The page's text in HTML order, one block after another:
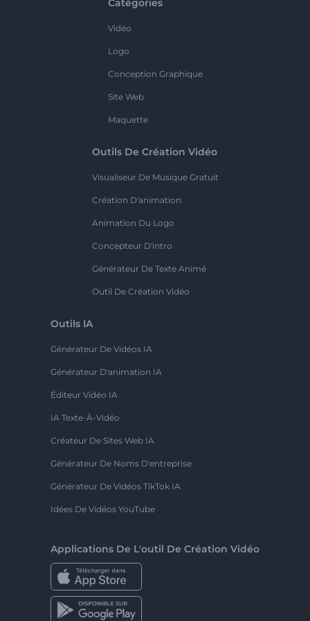
Catégories
Vidéo
Logo
Conception Graphique
Site Web
Maquette
Outils De Création Vidéo
Visualiseur De Musique Gratuit
Création D'animation
Animation Du Logo
Concepteur D'intro
Générateur De Texte Animé
Outil De Création Vidéo
Outils IA
Générateur De Vidéos IA
Générateur D'animation IA
Éditeur Vidéo IA
IA Texte-À-Vidéo
Créateur De Sites Web IA
Générateur De Noms D'entreprise
Générateur De Vidéos TikTok IA
Idées De Vidéos YouTube
Applications De L'outil De Création Vidéo